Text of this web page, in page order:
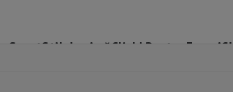
SportStil de viațăClick! Pentru Femei